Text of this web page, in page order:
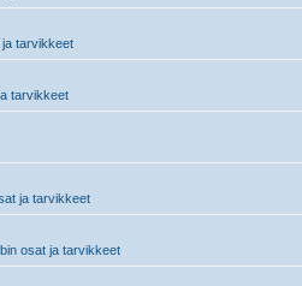
tarvikkeet
tarvikkeet
ja tarvikkeet
osat ja tarvikkeet